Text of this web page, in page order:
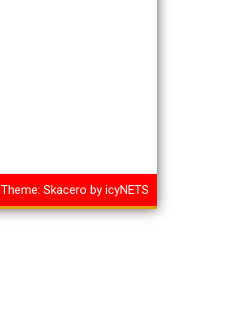
Theme: Skacero by icyNETS